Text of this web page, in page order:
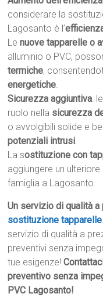
considerare la
Lagosanto è l’
Lenuove tapparelle o
alluminio o PVC,
termiche,
energetiche.
Sicurezza aggiuntiva:
ruolo nella sicurezza
o avvolgibili solide e
potenziali intrusi.
La sostituzione con
aggiungere un
famiglia a Lagosanto.
Un servizio di qualità
sostituzione
servizio di qualità a
preventivi senza
tue esigenze!
preventivo senza
PVC Lagosanto!